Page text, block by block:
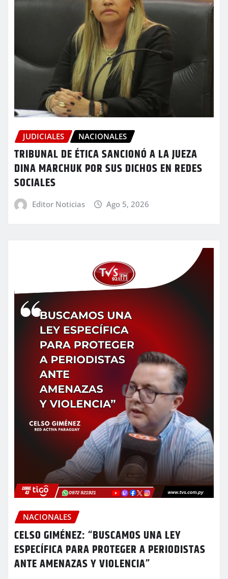
JUDICIALES NACIONALES
TRIBUNAL DE ÉTICA SANCIONÓ A LA JUEZA
DINA MARCHUK POR SUS DICHOS EN REDES
SOCIALES
Editor Noticias Ago 5, 2026
NACIONALES
CELSO GIMÉNEZ: “BUSCAMOS UNA LEY
ESPECÍFICA PARA PROTEGER A PERIODISTAS
ANTE AMENAZAS Y VIOLENCIA”